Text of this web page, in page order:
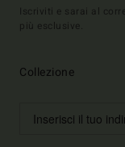
Iscriviti e sarai al
più esclusive.
Collezione